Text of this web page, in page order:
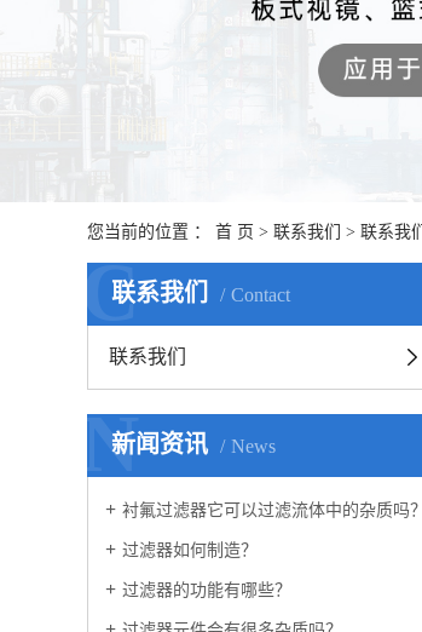
您当前的位置 ： 首 页 > 联系我们 > 联系我们
联系我们 Contact
C
联系我们
新闻资讯 News
N
衬氟过滤器它可以过滤流体中的杂质吗？
过滤器如何制造？
过滤器的功能有哪些？